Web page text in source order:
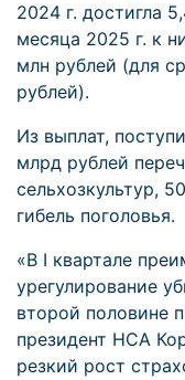
2024 г. достигла
месяца 2025 г. к
млн рублей (для
рублей).
Из выплат,
млрд рублей
сельхозкультур,
гибель поголовья.
«В I квартале
урегулирование
второй половине
президент НСА
резкий рост